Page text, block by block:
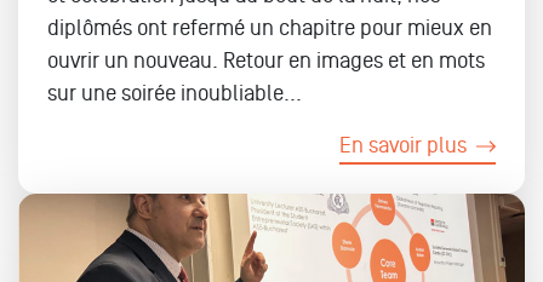
diplômés ont refermé un chapitre pour mieux en
ouvrir un nouveau. Retour en images et en mots
sur une soirée inoubliable...
En savoir plus